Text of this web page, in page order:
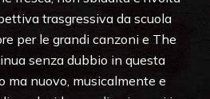
trasgressiva da scuola
per le grandi canzoni e The
senza dubbio in questa
ma nuovo, musicalmente e